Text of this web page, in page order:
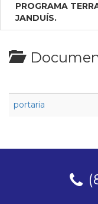
PROGRAMA
JANDUÍS.
portaria